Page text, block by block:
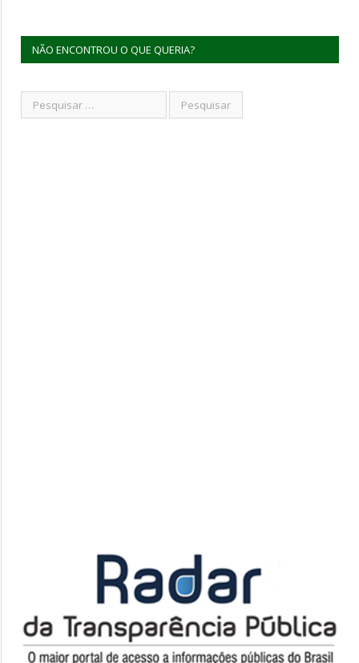
NÃO ENCONTROU O QUE QUERIA?